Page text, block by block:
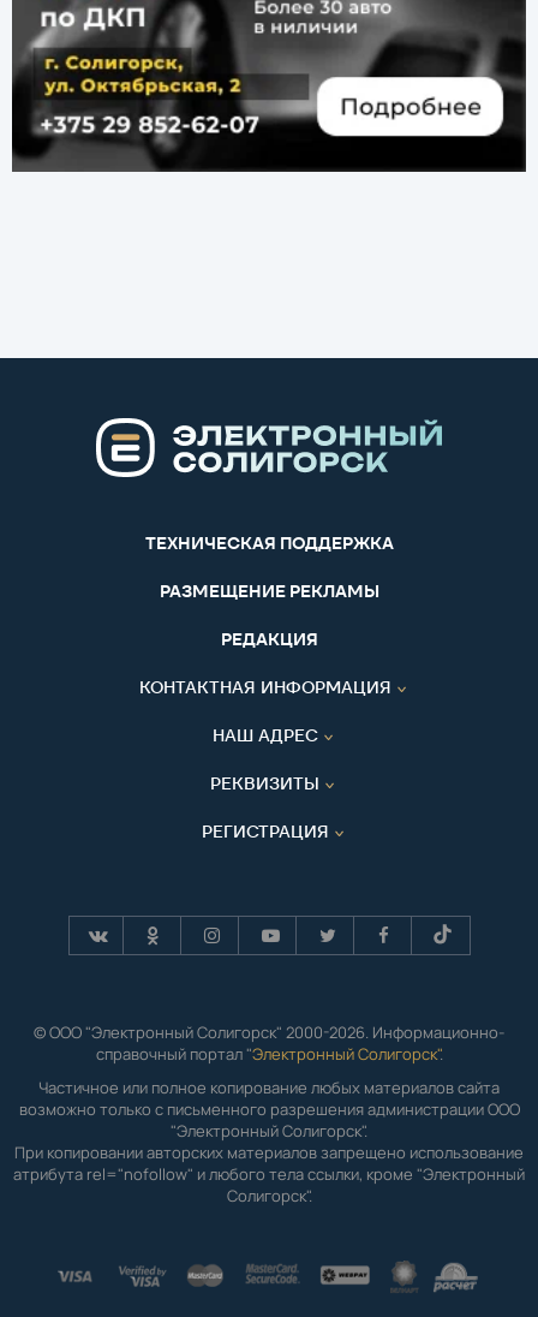
ТЕХНИЧЕСКАЯ ПОДДЕРЖКА
РАЗМЕЩЕНИЕ РЕКЛАМЫ
РЕДАКЦИЯ
КОНТАКТНАЯ ИНФОРМАЦИЯ
НАШ АДРЕС
РЕКВИЗИТЫ
РЕГИСТРАЦИЯ
© ООО "Электронный Солигорск" 2000-2026. Информационно-
справочный портал "Электронный Солигорск".
Частичное или полное копирование любых материалов сайта
возможно только с письменного разрешения администрации ООО
"Электронный Солигорск".
При копировании авторских материалов запрещено использование
атрибута rel="nofollow" и любого тела ссылки, кроме "Электронный
Солигорск".